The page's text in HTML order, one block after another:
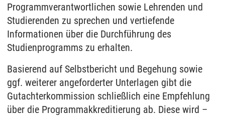
Programmverantwortlichen sowie Lehrenden und
Studierenden zu sprechen und vertiefende
Informationen über die Durchführung des
Studienprogramms zu erhalten.
Basierend auf Selbstbericht und Begehung sowie
ggf. weiterer angeforderter Unterlagen gibt die
Gutachterkommission schließlich eine Empfehlung
über die Programmakkreditierung ab. Diese wird –